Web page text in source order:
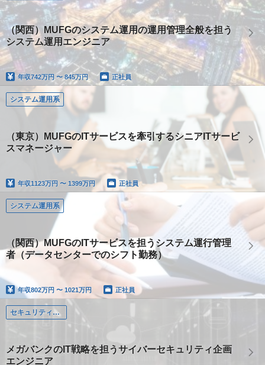
（関西）MUFGのシステム運用の運用管理全般を担う
システム運用エンジニア
年収742万円 〜 845万円 正社員
システム運用系
（東京）MUFGのITサービスを牽引するシニアITサービ
スマネージャー
年収1123万円 〜 1399万円 正社員
システム運用系
（関西）MUFGのITサービスを担うシステム運行管理
者（データセンターでのシフト勤務）
年収802万円 〜 1021万円 正社員
セキュリティスペシャリスト
メガバンクのIT戦略を担うサイバーセキュリティ企画
エンジニア